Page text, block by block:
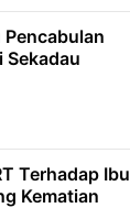
Pencabulan
Sekadau
Terhadap Ibu
Kematian